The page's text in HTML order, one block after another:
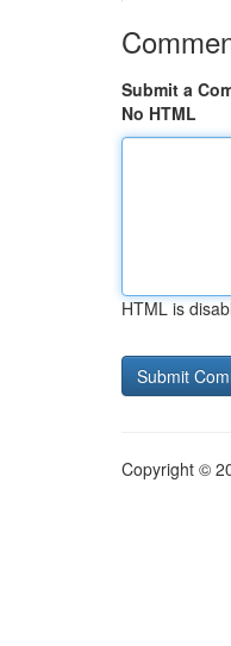
Submit a
No HTML
HTML is
Copyright ©